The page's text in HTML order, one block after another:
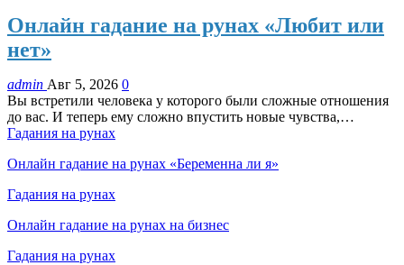
Онлайн гадание на рунах «Любит или
нет»
admin Авг 5, 2026 0
Вы встретили человека у которого были сложные отношения
до вас. И теперь ему сложно впустить новые чувства,…
Гадания на рунах
Онлайн гадание на рунах «Беременна ли я»
Гадания на рунах
Онлайн гадание на рунах на бизнес
Гадания на рунах